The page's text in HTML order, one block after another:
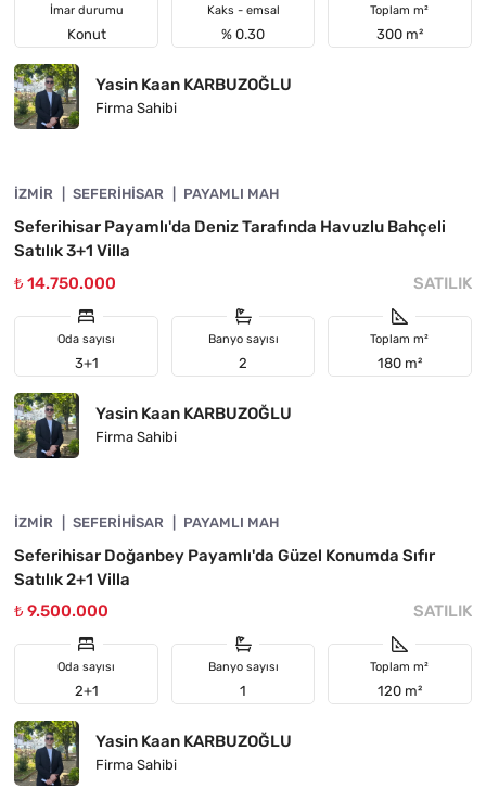
İmar durumu
Konut
Kaks - emsal
% 0.30
Toplam m²
300 m²
Yasin Kaan KARBUZOĞLU
Firma Sahibi
ÖNE ÇIKAN
İZMIR SEFERIHISAR PAYAMLI MAH
Seferihisar Payamlı'da Deniz Tarafında Havuzlu Bahçeli
Satılık 3+1 Villa
₺ 14.750.000
SATILIK
Oda sayısı
3+1
Banyo sayısı
2
Toplam m²
180 m²
Yasin Kaan KARBUZOĞLU
Firma Sahibi
ÖNE ÇIKAN
İZMIR SEFERIHISAR PAYAMLI MAH
Seferihisar Doğanbey Payamlı'da Güzel Konumda Sıfır
Satılık 2+1 Villa
₺ 9.500.000
SATILIK
Oda sayısı
2+1
Banyo sayısı
1
Toplam m²
120 m²
Yasin Kaan KARBUZOĞLU
Firma Sahibi